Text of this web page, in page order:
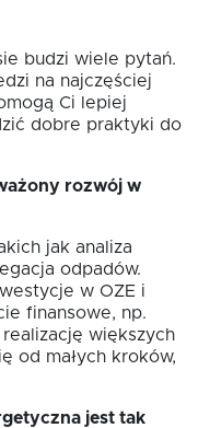
budzi wiele pytań.
na najczęściej
Ci lepiej
dobre praktyki do
rozwój w
jak analiza
odpadów.
w OZE i
finansowe, np.
realizację większych
od małych kroków,
jest tak